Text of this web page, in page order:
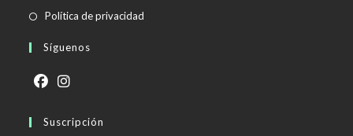
abre
Política de privacidad
Síguenos
abre abre
Suscripción